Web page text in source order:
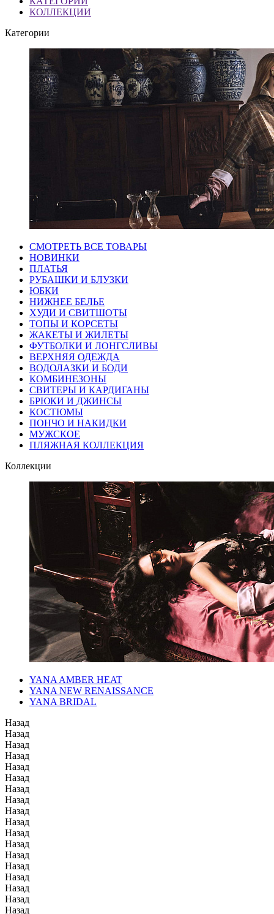
КОЛЛЕКЦИИ
Категории
СМОТРЕТЬ ВСЕ ТОВАРЫ
НОВИНКИ
ПЛАТЬЯ
РУБАШКИ И БЛУЗКИ
ЮБКИ
НИЖНЕЕ БЕЛЬЕ
ХУДИ И СВИТШОТЫ
ТОПЫ И КОРСЕТЫ
ЖАКЕТЫ И ЖИЛЕТЫ
ФУТБОЛКИ И ЛОНГСЛИВЫ
ВЕРХНЯЯ ОДЕЖДА
ВОДОЛАЗКИ И БОДИ
КОМБИНЕЗОНЫ
СВИТЕРЫ И КАРДИГАНЫ
БРЮКИ И ДЖИНСЫ
КОСТЮМЫ
ПОНЧО И НАКИДКИ
МУЖСКОЕ
ПЛЯЖНАЯ КОЛЛЕКЦИЯ
Коллекции
YANA AMBER HEAT
YANA NEW RENAISSANCE
YANA BRIDAL
Назад
Назад
Назад
Назад
Назад
Назад
Назад
Назад
Назад
Назад
Назад
Назад
Назад
Назад
Назад
Назад
Назад
Назад